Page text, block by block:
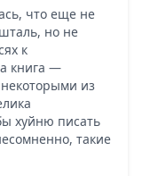
что еще не
но не
к
книга —
из
хуйню писать
такие